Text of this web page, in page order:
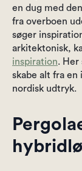
en dug med
fra overboen
søger
arkitektonisk,
inspiration. Her
skabe alt fra
nordisk udtryk.